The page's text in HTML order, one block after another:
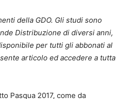
della GDO. Gli studi sono
Distribuzione di diversi anni,
per tutti gli abbonati al
articolo ed accedere a tutta
Pasqua 2017, come da